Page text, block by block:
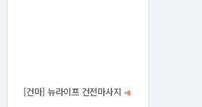
[건마] 뉴라이프 건전마사지 +0